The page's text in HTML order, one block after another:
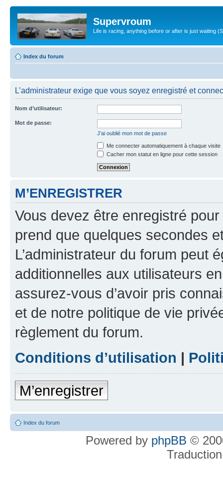
Supervroum
Life is racing, anything before or after is just waiting
Index du forum
L’administrateur exige que vous soyez enregistré et
Nom d’utilisateur:
Mot de passe:
J’ai oublié mon mot de passe
Me connecter automatiquement à chaque visite
Cacher mon statut en ligne pour cette session
M’ENREGISTRER
Vous devez être enregistré
prend que quelques secondes
L’administrateur du forum peut
additionnelles aux utilisateurs
assurez-vous d’avoir pris
et de notre politique de vie
règlement du forum.
Conditions d’utilisation |
M’enregistrer
Index du forum
Powered by phpBB ©